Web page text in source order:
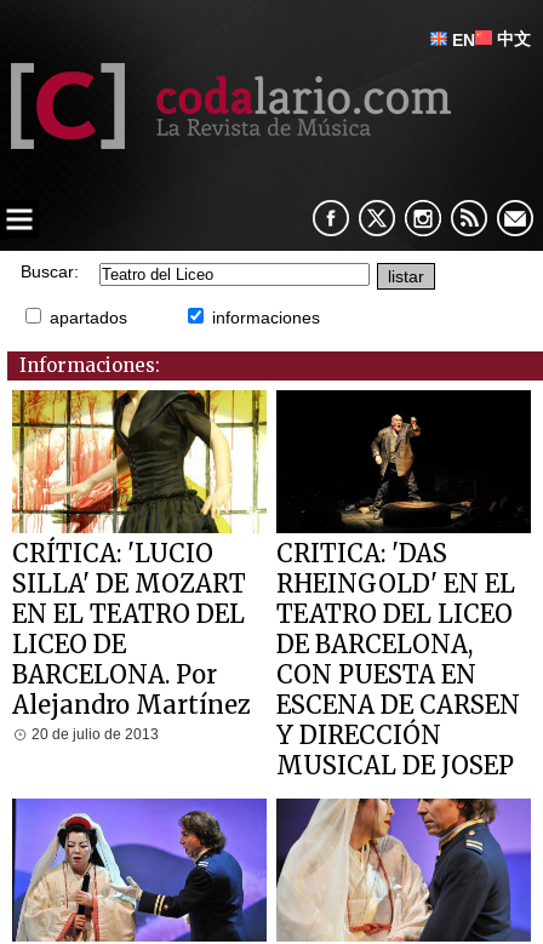
EN 中文
Buscar:
apartados informaciones
Informaciones:
CRÍTICA: 'LUCIO
SILLA' DE MOZART
EN EL TEATRO DEL
LICEO DE
BARCELONA. Por
Alejandro Martínez
20 de julio de 2013
CRITICA: 'DAS
RHEINGOLD' EN EL
TEATRO DEL LICEO
DE BARCELONA,
CON PUESTA EN
ESCENA DE CARSEN
Y DIRECCIÓN
MUSICAL DE JOSEP
PONS. Por Alejandro
Martínez
7 de mayo de 2013